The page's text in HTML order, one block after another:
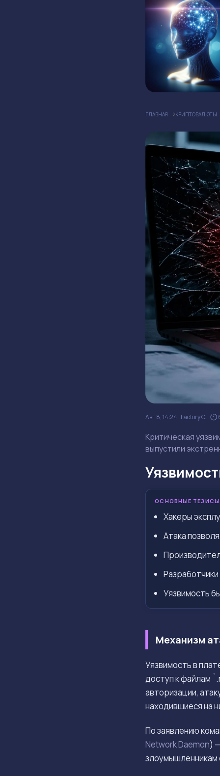
ГЛАВНАЯ КРИПТОВАЛЮТЫ
Авг 8, 14:24 Factory C.
Критическая
выпустили
ОСНОВНЫЕ ТЕЗИСЫ
Хакеры
Атака
Уязвимость
Механизм
Уязвимость в
доступ к файлам
авторизации,
находившиеся на
По заявлению
Network Daemon)